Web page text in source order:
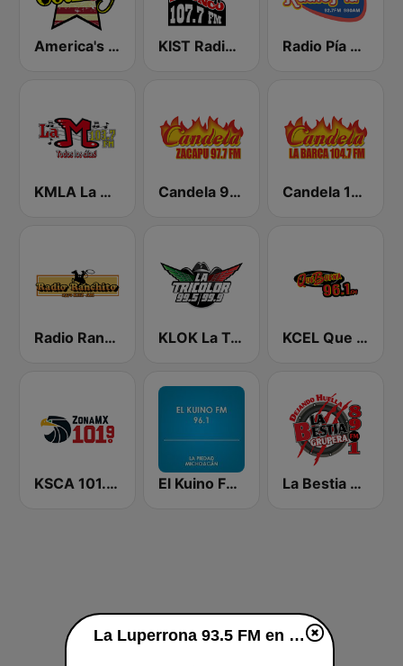
America's Country KIST Radio Bronco 107.7 FM Radio Pía 92.7 FM
KMLA La M 103.7 FM Candela 97.7 - Zacapú Candela 104.7 - La Barca
Radio Ranchito 1370 AM KLOK La Tricolor 99.5 FM KCEL Que Buena 96.1 FM
KSCA 101.9 Los Angeles FM (US Only) El Kuino FM 96.1 La Bestia Grupera 89.1 FM
La Luperrona 93.5 FM en vivo